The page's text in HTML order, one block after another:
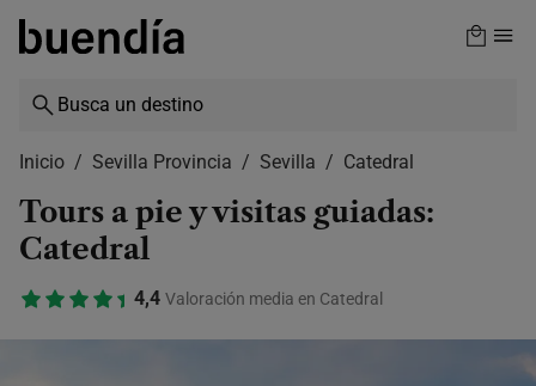
Skip
content
Inicio Sevilla Provincia Sevilla Catedral
Tours a pie y visitas guiadas:
Catedral
4,4 Valoración media en Catedral